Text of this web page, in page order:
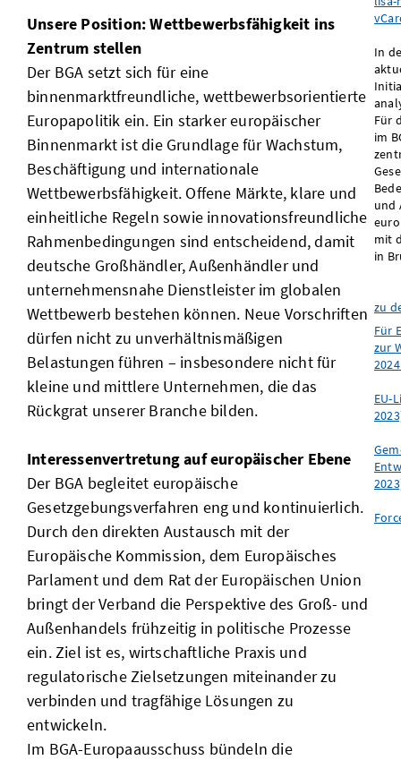
Unsere Position: Wettbewerbsfähigkeit ins
Zentrum stellen
Der BGA setzt sich für eine
binnenmarktfreundliche, wettbewerbsorientierte
Europapolitik ein. Ein starker europäischer
Binnenmarkt ist die Grundlage für Wachstum,
Beschäftigung und internationale
Wettbewerbsfähigkeit. Offene Märkte, klare und
einheitliche Regeln sowie innovationsfreundliche
Rahmenbedingungen sind entscheidend, damit
deutsche Großhändler, Außenhändler und
unternehmensnahe Dienstleister im globalen
Wettbewerb bestehen können. Neue Vorschriften
dürfen nicht zu unverhältnismäßigen
Belastungen führen – insbesondere nicht für
kleine und mittlere Unternehmen, die das
Rückgrat unserer Branche bilden.
Interessenvertretung auf europäischer Ebene
Der BGA begleitet europäische
Gesetzgebungsverfahren eng und kontinuierlich.
Durch den direkten Austausch mit der
Europäische Kommission, dem Europäisches
Parlament und dem Rat der Europäischen Union
bringt der Verband die Perspektive des Groß- und
Außenhandels frühzeitig in politische Prozesse
ein. Ziel ist es, wirtschaftliche Praxis und
regulatorische Zielsetzungen miteinander zu
verbinden und tragfähige Lösungen zu
entwickeln.
Im BGA-Europaausschuss bündeln die
In
Für
im
und
mit
in
zu
Für
zur
EU-